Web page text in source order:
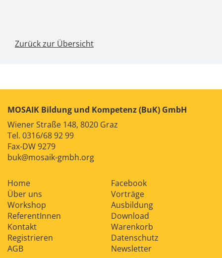
Zurück zur Übersicht
MOSAIK Bildung und Kompetenz (BuK) GmbH
Wiener Straße 148, 8020 Graz
Tel. 0316/68 92 99
Fax-DW 9279
buk@mosaik-gmbh.org
Home
Facebook
Über uns
Vorträge
Workshop
Ausbildung
ReferentInnen
Download
Kontakt
Warenkorb
Registrieren
Datenschutz
AGB
Newsletter